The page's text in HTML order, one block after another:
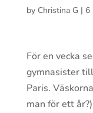
by Christina G | 6
För en vecka
gymnasister
Paris.
man för ett